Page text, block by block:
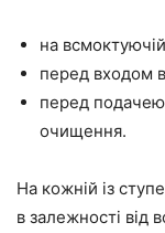
на
перед входом
перед
очищення.
На кожній із
в залежності від